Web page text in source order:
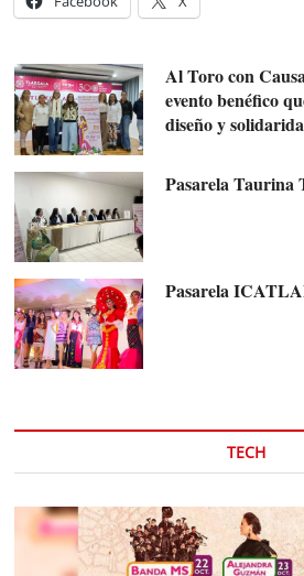
Al Toro con
evento benéfico
diseño y
Pasarela Taurina
Pasarela
TECH